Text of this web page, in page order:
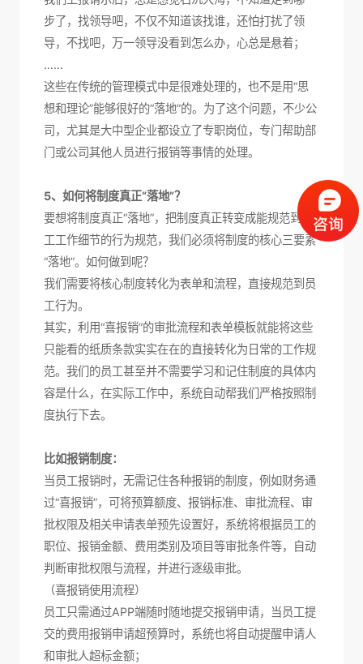
步了，找领导吧，不仅不知道该找谁，还怕打扰了领
导，不找吧，万一领导没看到怎么办，心总是悬着；
……
这些在传统的管理模式中是很难处理的，也不是用“思
想和理论”能够很好的“落地”的。为了这个问题，不少公
司，尤其是大中型企业都设立了专职岗位，专门帮助部
门或公司其他人员进行报销等事情的处理。
5、如何将制度真正“落地”？
要想将制度真正“落地”，把制度真正转变成能规范到员
工工作细节的行为规范，我们必须将制度的核心三要素
“落地”。如何做到呢？
我们需要将核心制度转化为表单和流程，直接规范到员
工行为。
其实，利用“喜报销”的审批流程和表单模板就能将这些
只能看的纸质条款实实在在的直接转化为日常的工作规
范。我们的员工甚至并不需要学习和记住制度的具体内
容是什么，在实际工作中，系统自动帮我们严格按照制
度执行下去。
比如报销制度：
当员工报销时，无需记住各种报销的制度，例如财务通
过“喜报销”，可将预算额度、报销标准、审批流程、审
批权限及相关申请表单预先设置好，系统将根据员工的
职位、报销金额、费用类别及项目等审批条件等，自动
判断审批权限与流程，并进行逐级审批。
（喜报销使用流程）
员工只需通过APP端随时随地提交报销申请，当员工提
交的费用报销申请超预算时，系统也将自动提醒申请人
和审批人超标金额；